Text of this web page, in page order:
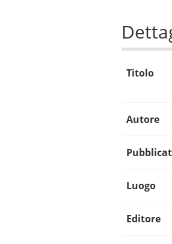
Titolo
Autore
Luogo
Editore